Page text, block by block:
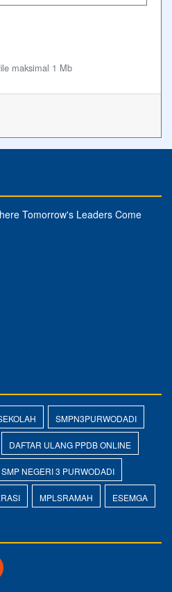
maksimal 1 Mb
Tomorrow's Leaders Come
SMPN3PURWODADI
DAFTAR ULANG PPDB ONLINE
NEGERI 3 PURWODADI
MPLSRAMAH ESEMGA